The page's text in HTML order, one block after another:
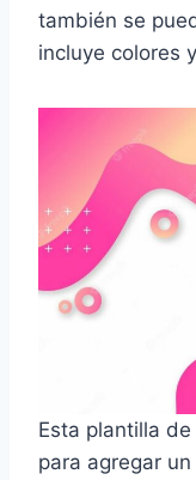
también se
incluye colores
Esta plantilla
para agregar